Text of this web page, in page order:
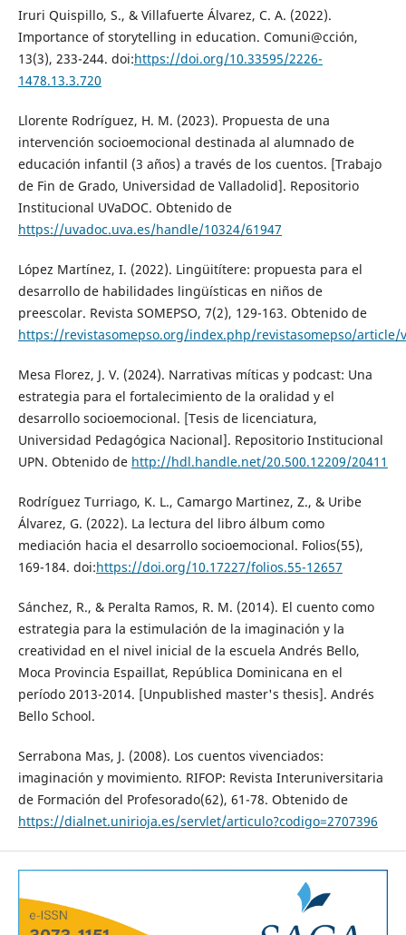
Iruri Quispillo, S., & Villafuerte Álvarez, C. A. (2022).
Importance of storytelling in education. Comuni@cción,
13(3), 233-244. doi:https://doi.org/10.33595/2226-
1478.13.3.720
Llorente Rodríguez, H. M. (2023). Propuesta de una
intervención socioemocional destinada al alumnado de
educación infantil (3 años) a través de los cuentos. [Trabajo
de Fin de Grado, Universidad de Valladolid]. Repositorio
Institucional UVaDOC. Obtenido de
https://uvadoc.uva.es/handle/10324/61947
López Martínez, I. (2022). Lingüitítere: propuesta para el
desarrollo de habilidades lingüísticas en niños de
preescolar. Revista SOMEPSO, 7(2), 129-163. Obtenido de
https://revistasomepso.org/index.php/revistasomepso/article/
Mesa Florez, J. V. (2024). Narrativas míticas y podcast: Una
estrategia para el fortalecimiento de la oralidad y el
desarrollo socioemocional. [Tesis de licenciatura,
Universidad Pedagógica Nacional]. Repositorio Institucional
UPN. Obtenido de http://hdl.handle.net/20.500.12209/20411
Rodríguez Turriago, K. L., Camargo Martinez, Z., & Uribe
Álvarez, G. (2022). La lectura del libro álbum como
mediación hacia el desarrollo socioemocional. Folios(55),
169-184. doi:https://doi.org/10.17227/folios.55-12657
Sánchez, R., & Peralta Ramos, R. M. (2014). El cuento como
estrategia para la estimulación de la imaginación y la
creatividad en el nivel inicial de la escuela Andrés Bello,
Moca Provincia Espaillat, República Dominicana en el
período 2013-2014. [Unpublished master's thesis]. Andrés
Bello School.
Serrabona Mas, J. (2008). Los cuentos vivenciados:
imaginación y movimiento. RIFOP: Revista Interuniversitaria
de Formación del Profesorado(62), 61-78. Obtenido de
https://dialnet.unirioja.es/servlet/articulo?codigo=2707396